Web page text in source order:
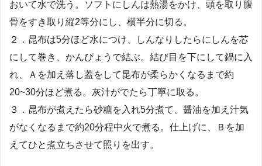
おいて水で洗う。ソフトにしんは熱湯をかけ、頭を取り腹
骨をすき取り縦2等分にし、横半分に切る。
２．昆布は5分ほど水につけ、しんなりしたらにしんを芯
にして巻き、かんぴょうで結ぶ。結び目を下にして鍋に入
れ、Ａを加え落し蓋をして昆布が柔らかくなるまで約
20~30分ほど煮る。灰汁がでたら丁寧に取る。
３．昆布が煮えたら砂糖を入れ5分煮て、醤油を加え汁気
がなくなるまで約20分程中火で煮る。仕上げに、Ｂを加
えてひと煮立ちさせて照りを出す。